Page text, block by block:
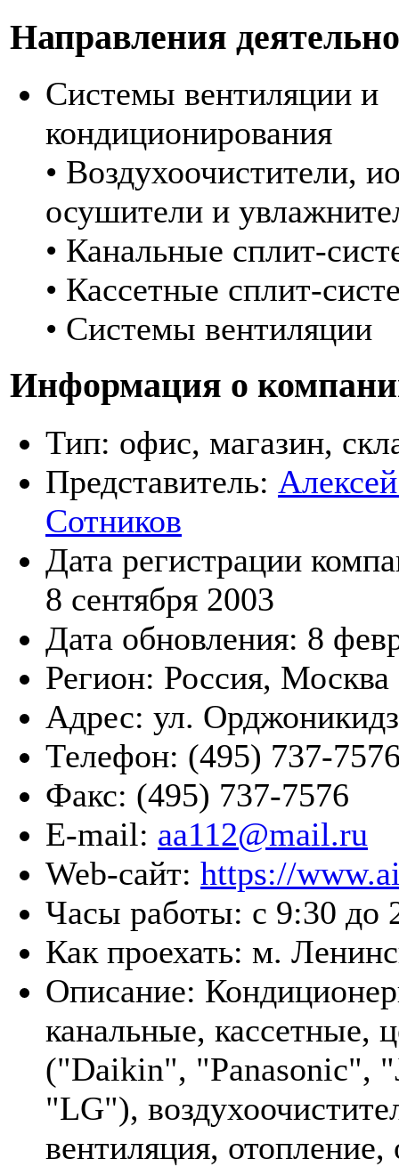
Направления
Системы вентиляции и
кондиционирования
• Воздухоочистители,
осушители и
• Канальные сплит-
• Кассетные сплит-
• Системы вентиляции
Информация о
Тип: офис, магазин,
Представитель:
Сотников
Дата регистрации
8 сентября 2003
Дата обновления: 8
Регион: Россия, Москва
Адрес: ул.
Телефон: (495) 737-
Факс: (495) 737-7576
E-mail: aa112@mail.ru
Web-сайт: https://
Часы работы: с 9:30 до
Как проехать: м.
Описание:
канальные, кассетные,
("Daikin", "Panasonic",
"LG"),
вентиляция, отопление,